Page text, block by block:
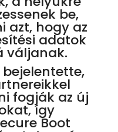
be,
azt, hogy az
adatok
váljanak.
fogják az új
így
Boot